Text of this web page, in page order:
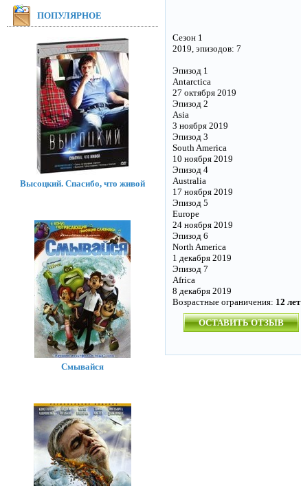
Сезон 1
2019, эпизодов: 7
Эпизод 1
Antarctica
27 октября 2019
Эпизод 2
Asia
3 ноября 2019
Эпизод 3
South America
10 ноября 2019
Эпизод 4
Australia
17 ноября 2019
Эпизод 5
Europe
24 ноября 2019
Эпизод 6
North America
1 декабря 2019
Эпизод 7
Africa
8 декабря 2019
Возрастные ограничения: 12 лет
ОСТАВИТЬ ОТЗЫВ
ПОПУЛЯРНОЕ
Высоцкий. Спасибо, что живой
Смывайся